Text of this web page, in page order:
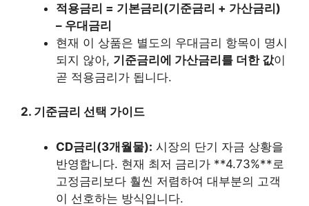
적용금리 = 기본금리(기준금리 + 가산금리)
– 우대금리
현재 이 상품은 별도의 우대금리 항목이 명시
되지 않아, 기준금리에 가산금리를 더한 값이
곧 적용금리가 됩니다.
2. 기준금리 선택 가이드
CD금리(3개월물): 시장의 단기 자금 상황을
반영합니다. 현재 최저 금리가 **4.73%**로
고정금리보다 훨씬 저렴하여 대부분의 고객
이 선호하는 방식입니다.